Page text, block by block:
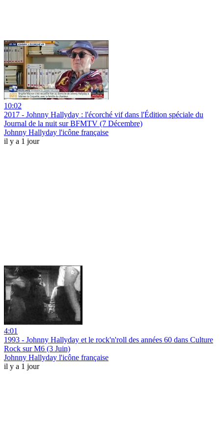
10:02
2017 - Johnny Hallyday : l'écorché vif dans l'Édition spéciale du
Journal de la nuit sur BFMTV (7 Décembre)
Johnny Hallyday l'icône française
il y a 1 jour
4:01
1993 - Johnny Hallyday et le rock'n'roll des années 60 dans Culture
Rock sur M6 (3 Juin)
Johnny Hallyday l'icône française
il y a 1 jour